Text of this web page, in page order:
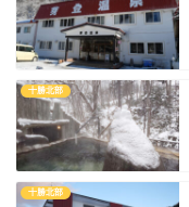
十勝北部
十勝北部